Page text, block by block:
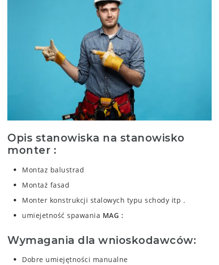
Opis stanowiska na stanowisko
monter :
Montaz balustrad
Montaż fasad
Monter konstrukcji stalowych typu schody itp .
umiejetność spawania MAG
Wymagania dla wnioskodawców:
Dobre umiejętności manualne